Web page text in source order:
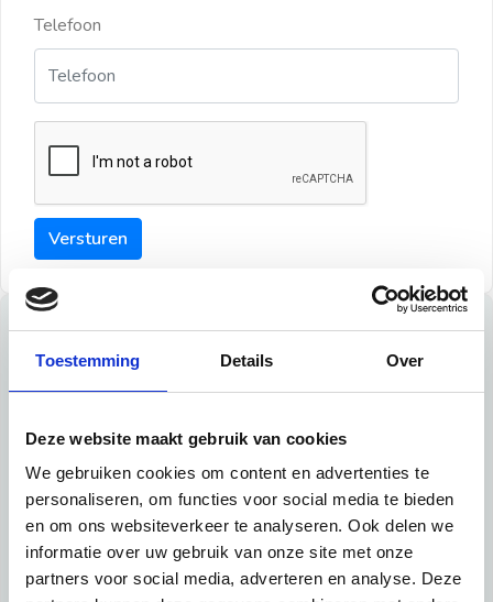
Toestemming Details Over
Deze website maakt gebruik van cookies
We gebruiken cookies om content en advertenties te
personaliseren, om functies voor social media te bieden
en om ons websiteverkeer te analyseren. Ook delen we
informatie over uw gebruik van onze site met onze
partners voor social media, adverteren en analyse. Deze
Telefoon
Versturen
Tips
Tip 1:
Schrijf een duidelijke introductie en geef de volgende
informatie mee:
Ben je student, werkachtig of werkzoekend